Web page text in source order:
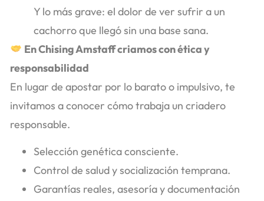
Y lo más grave: el dolor de ver sufrir a un
cachorro que llegó sin una base sana.
En Chising Amstaff criamos con ética y
responsabilidad
En lugar de apostar por lo barato o impulsivo, te
invitamos a conocer cómo trabaja un criadero
responsable.
Selección genética consciente.
Control de salud y socialización temprana.
Garantías reales, asesoría y documentación